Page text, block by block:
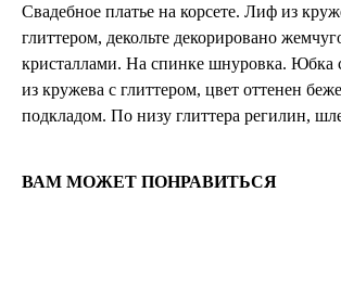
Свадебное платье на корсете. Лиф из
глиттером, декольте декорировано
кристаллами. На спинке шнуровка. Юбка
из кружева с глиттером, цвет оттенен
подкладом. По низу глиттера регилин,
ВАМ МОЖЕТ ПОНРАВИТЬСЯ